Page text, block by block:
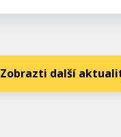
Zobrazti další